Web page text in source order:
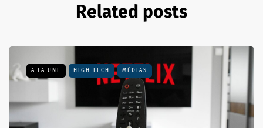
Related posts
A LA UNE HIGH TECH MÉDIAS